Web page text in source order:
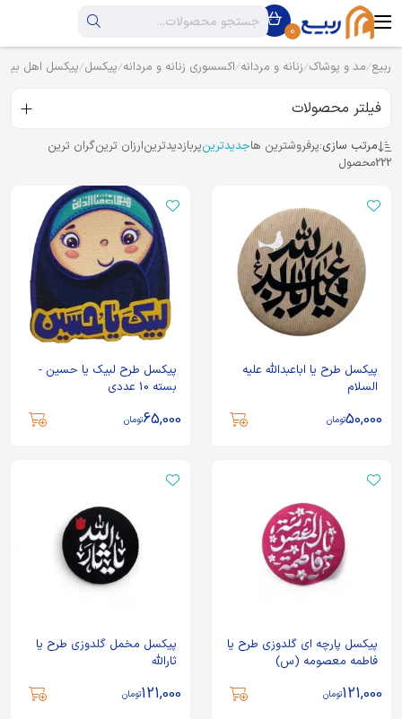
0
ربیع مد و پوشاک زنانه و مردانه اکسسوری زنانه و مردانه پیکسل پیکسل اهل بیت
فیلتر محصولات
مرتب سازی:پرفروشترین هاجدیدترینپربازدیدترینارزان ترینگران ترین
222محصول
پیکسل طرح یا اباعبدالله علیه
السلام
50,000تومان
پیکسل طرح لبیک یا حسین -
بسته 10 عددی
65,000تومان
پیکسل پارچه ای گلدوزی طرح یا
فاطمه معصومه (س)
121,000تومان
پیکسل مخمل گلدوزی طرح یا
ثارالله
121,000تومان